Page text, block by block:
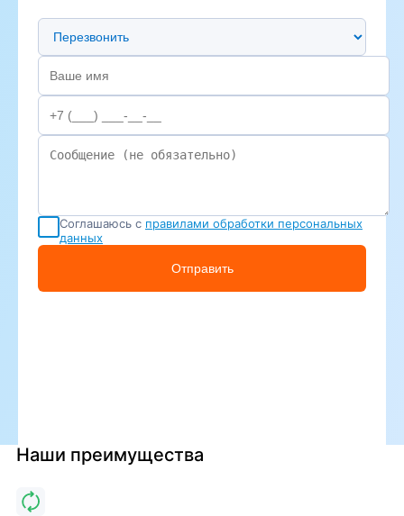
Предпочтительный способ связи
Соглашаюсь с правилами обработки персональных
данных
Отправить
Наши преимущества